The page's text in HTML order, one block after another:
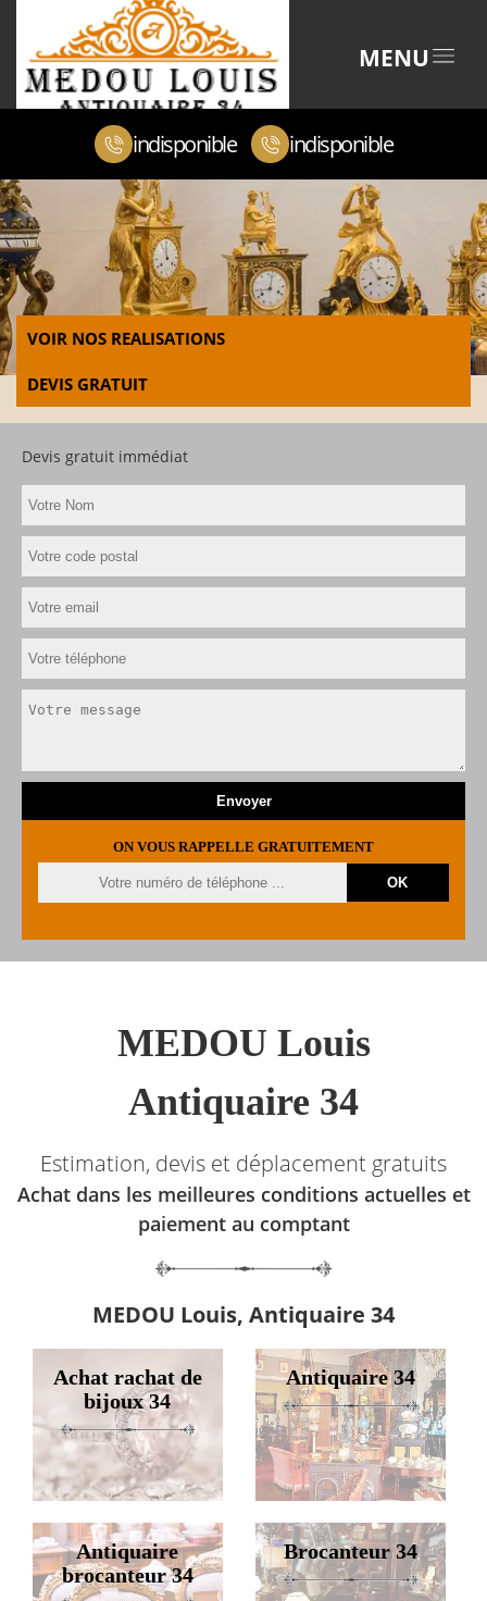
MENU
indisponible indisponible
VOIR NOS REALISATIONS
DEVIS GRATUIT
Devis gratuit immédiat
ON VOUS RAPPELLE GRATUITEMENT
MEDOU Louis
Antiquaire 34
Estimation, devis et déplacement gratuits
Achat dans les meilleures conditions actuelles et
paiement au comptant
MEDOU Louis, Antiquaire 34
Achat rachat de
bijoux 34
Antiquaire 34
Antiquaire
brocanteur 34
Brocanteur 34